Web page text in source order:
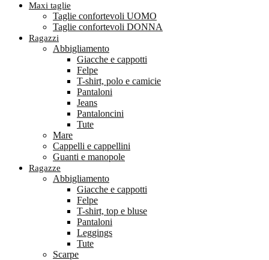
Maxi taglie
Taglie confortevoli UOMO
Taglie confortevoli DONNA
Ragazzi
Abbigliamento
Giacche e cappotti
Felpe
T-shirt, polo e camicie
Pantaloni
Jeans
Pantaloncini
Tute
Mare
Cappelli e cappellini
Guanti e manopole
Ragazze
Abbigliamento
Giacche e cappotti
Felpe
T-shirt, top e bluse
Pantaloni
Leggings
Tute
Scarpe